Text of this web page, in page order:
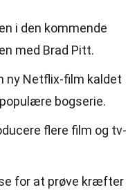
i den kommende
med Brad Pitt.
ny Netflix-film kaldet
bogserie.
flere film og tv-
for at prøve kræfter